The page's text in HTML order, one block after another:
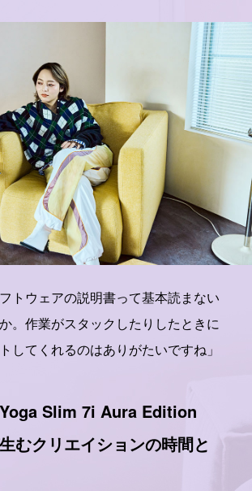
トウェアの説明書って基本読まない
。作業がスタックしたりしたときに
してくれるのはありがたいですね」
Yoga Slim 7i Aura Edition
むクリエイションの時間と